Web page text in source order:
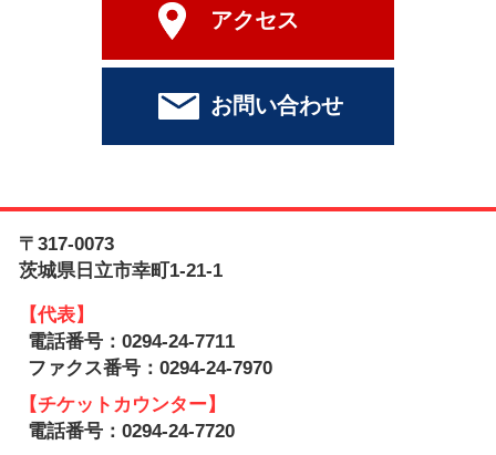
アクセス
お問い合わせ
〒317-0073
茨城県日立市幸町1-21-1
【代表】
電話番号：0294-24-7711
ファクス番号：0294-24-7970
【チケットカウンター】
電話番号：0294-24-7720